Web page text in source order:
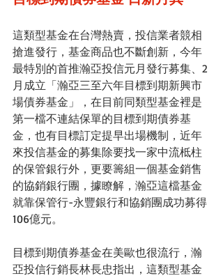
這類型基金在台灣熱賣，投信業者競相
搶進發行，基金商品也不斷創新，今年
最特別的首推瀚亞投信元月發行募集、2
月成立「瀚亞三至六年目標到期新興市
場債券基金」，在目前同類型基金裡是
第一檔不連結保單的目標到期債券基
金，也有目標訂定提早出場機制，近年
來投信基金的募集除要找一家中流柢柱
的保管銀行外，更要籌組一個基金銷售
的協銷銀行團，據瞭解，瀚亞這檔基金
就靠保管行-永豐銀行和協銷團成功募得
106億元。
目標到期債券基金在美歐也很流行，瀚
亞投信行銷長林長忠指出，這類型基金